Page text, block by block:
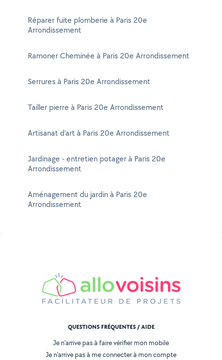
Réparer fuite plomberie à Paris 20e
Arrondissement
Ramoner Cheminée à Paris 20e Arrondissement
Serrures à Paris 20e Arrondissement
Tailler pierre à Paris 20e Arrondissement
Artisanat d'art à Paris 20e Arrondissement
Jardinage - entretien potager à Paris 20e
Arrondissement
Aménagement du jardin à Paris 20e
Arrondissement
QUESTIONS FRÉQUENTES / AIDE
Je n'arrive pas à faire vérifier mon mobile
Je n'arrive pas à me connecter à mon compte